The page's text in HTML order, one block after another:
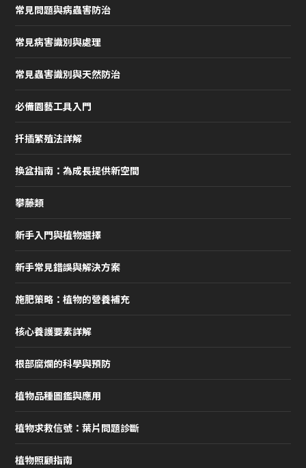
常見問題與病蟲害防治
常見病害識別與處理
常見蟲害識別與天然防治
必備園藝工具入門
扦插繁殖法詳解
換盆指南：為成長提供新空間
攀藤類
新手入門與植物選擇
新手常見錯誤與解決方案
施肥策略：植物的營養補充
核心養護要素詳解
根部腐爛的科學與預防
植物品種圖鑑與應用
植物求救信號：葉片問題診斷
植物照顧指南